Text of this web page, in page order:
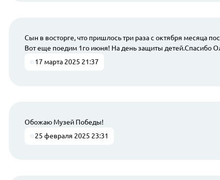
Сын в восторге, что пришлось три раза с октября месяца
Вот еще поедим 1го июня! На день защиты детей.Спасибо
17 марта 2025 21:37
Обожаю Музей Победы!
25 февраля 2025 23:31